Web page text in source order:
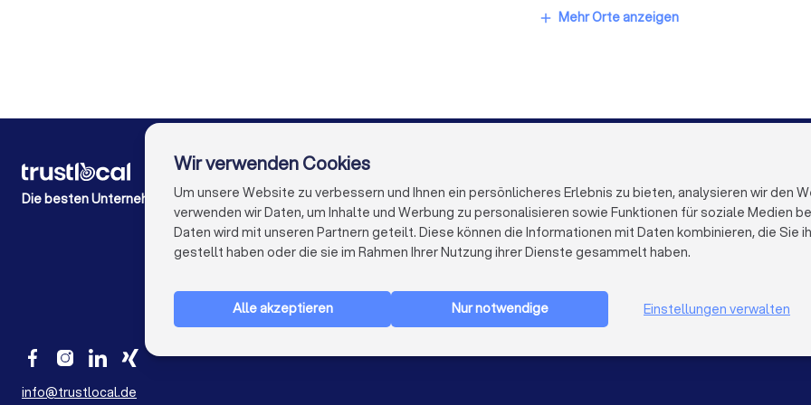
Immobilienmakler in Hamburg
Immobilienmakler in Bochum
Immobilienmakler in Wuppertal Immobilienmakler in Bielefeld
add Mehr Orte anzeigen
Die besten Unternehmen für Sie
info@trustlocal.de
FÜR PRIVATPERSONEN
Wie es funktioniert
Experten-Blogs
Kostenaufstellungen
Beschwerde über Firma
Studien & Einblicke
Firmenprofil löschen
Trustlocal Top Pro
Erfahrungen
Impulse
Über
Arbeiten bei
Kontakt
Datenschutz
Sitemap
Wir verwenden Cookies
Um unsere Website zu verbessern und Ihnen ein persönlicheres Erlebnis zu bieten, analysieren wir den
verwenden wir Daten, um Inhalte und Werbung zu personalisieren sowie Funktionen für soziale Medien
Daten wird mit unseren Partnern geteilt. Diese können die Informationen mit Daten kombinieren, die Sie
gestellt haben oder die sie im Rahmen Ihrer Nutzung ihrer Dienste gesammelt haben.
Alle akzeptieren Nur notwendige Einstellungen verwalten